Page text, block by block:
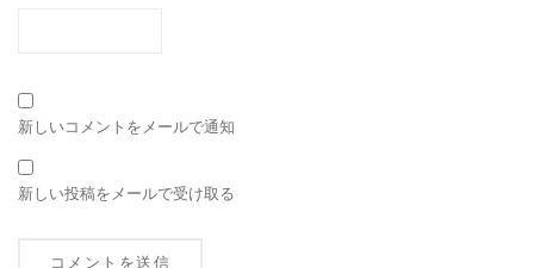
新しいコメントをメールで通知
新しい投稿をメールで受け取る